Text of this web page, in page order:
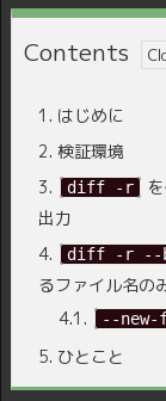
Contents
1. はじめに
2. 検証環境
3.
diff -r
出力
4.
diff -r --
るファイル名の
4.1.
--
5. ひとこと